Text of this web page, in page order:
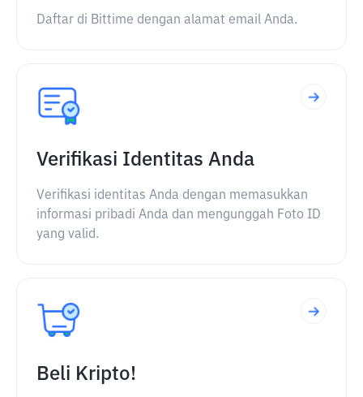
Daftar di Bittime dengan alamat email Anda.
Verifikasi Identitas Anda
Verifikasi identitas Anda dengan memasukkan
informasi pribadi Anda dan mengunggah Foto ID
yang valid.
Beli Kripto!